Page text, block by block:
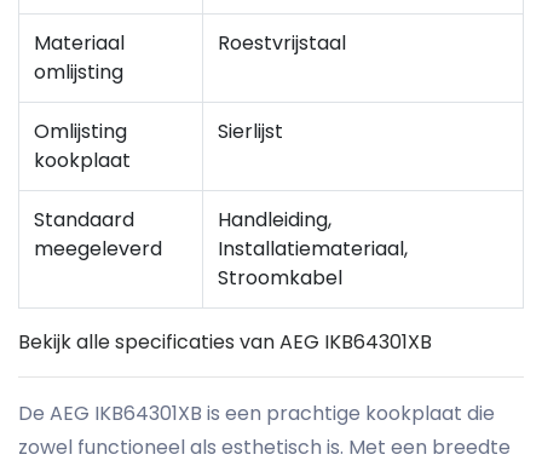
Materiaal
omlijsting
Roestvrijstaal
Omlijsting
kookplaat
Sierlijst
Standaard
meegeleverd
Handleiding,
Installatiemateriaal,
Stroomkabel
Bekijk alle specificaties van AEG IKB64301XB
De AEG IKB64301XB is een prachtige kookplaat die
zowel functioneel als esthetisch is. Met een breedte